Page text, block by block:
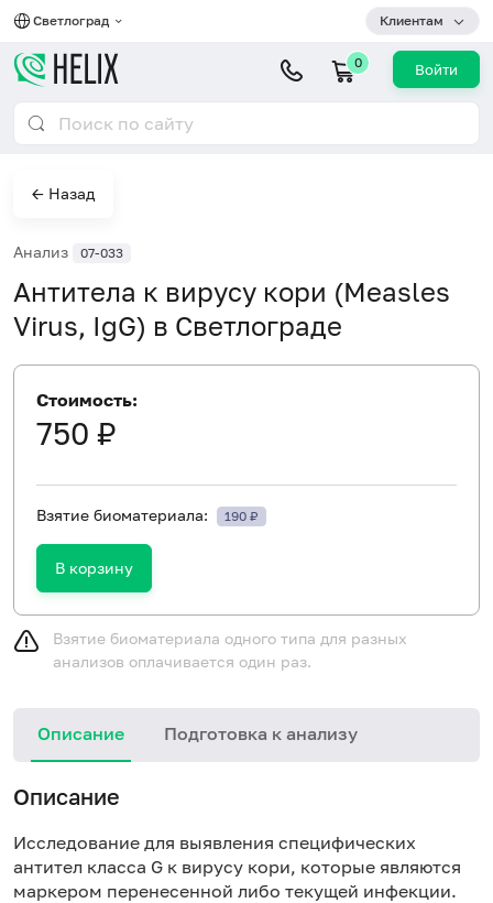
Светлоград Клиентам
0 Войти
← Назад
Анализ 07-033
Антитела к вирусу кори (Measles
Virus, IgG) в Светлограде
Стоимость:
750 ₽
Взятие биоматериала: 190 ₽
В корзину
Взятие биоматериала одного типа для разных
анализов оплачивается один раз.
Описание Подготовка к анализу
Описание
Исследование для выявления специфических
антител класса G к вирусу кори, которые являются
маркером перенесенной либо текущей инфекции.